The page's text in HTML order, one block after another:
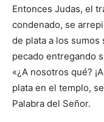
Entonces Judas, el
condenado, se
de plata a los sumos
pecado entregando
«¿A nosotros qué?
plata en el templo,
Palabra del Señor.